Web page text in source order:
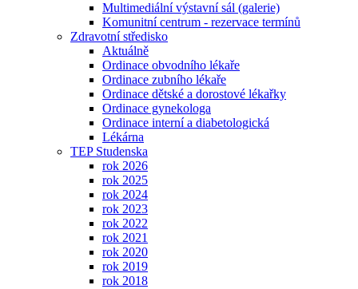
Multimediální výstavní sál (galerie)
Komunitní centrum - rezervace termínů
Zdravotní středisko
Aktuálně
Ordinace obvodního lékaře
Ordinace zubního lékaře
Ordinace dětské a dorostové lékařky
Ordinace gynekologa
Ordinace interní a diabetologická
Lékárna
TEP Studenska
rok 2026
rok 2025
rok 2024
rok 2023
rok 2022
rok 2021
rok 2020
rok 2019
rok 2018